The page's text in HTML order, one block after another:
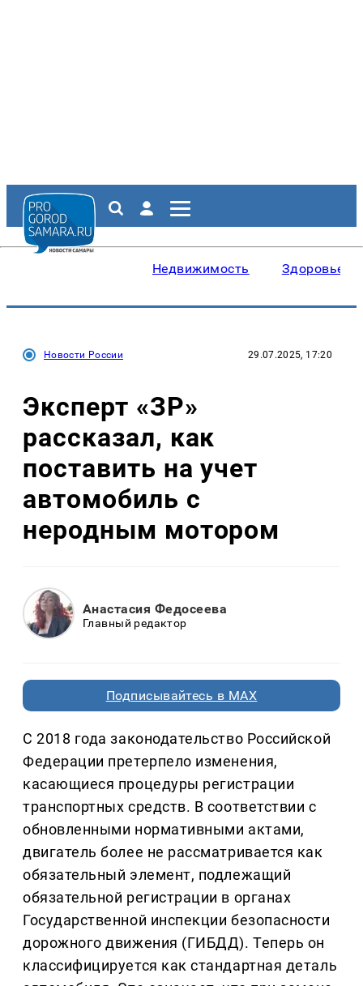
Недвижимость Здоровье
Новости России 29.07.2025, 17:20
Эксперт «ЗР»
рассказал, как
поставить на учет
автомобиль с
неродным мотором
Анастасия Федосеева
Главный редактор
Подписывайтесь в MAX
С 2018 года законодательство Российской
Федерации претерпело изменения,
касающиеся процедуры регистрации
транспортных средств. В соответствии с
обновленными нормативными актами,
двигатель более не рассматривается как
обязательный элемент, подлежащий
обязательной регистрации в органах
Государственной инспекции безопасности
дорожного движения (ГИБДД). Теперь он
классифицируется как стандартная деталь